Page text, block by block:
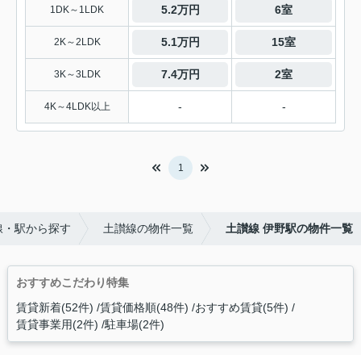
1DK～1LDK 5.2万円 6室
2K～2LDK 5.1万円 15室
3K～3LDK 7.4万円 2室
4K～4LDK以上 - -
1
・駅から探す 土讃線の物件一覧 土讃線 伊野駅の物件一覧
おすすめこだわり特集
賃貸新着(52件) 賃貸価格順(48件) おすすめ賃貸(5件)
賃貸事業用(2件) 駐車場(2件)